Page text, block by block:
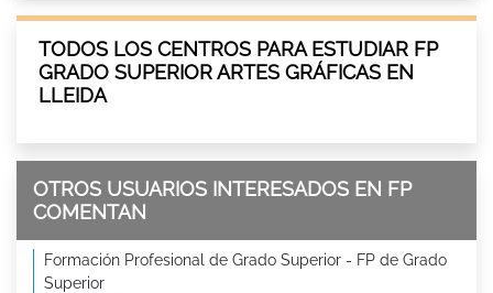
TODOS LOS CENTROS PARA ESTUDIAR FP
GRADO SUPERIOR ARTES GRÁFICAS EN
LLEIDA
OTROS USUARIOS INTERESADOS EN FP
COMENTAN
Formación Profesional de Grado Superior - FP de Grado
Superior